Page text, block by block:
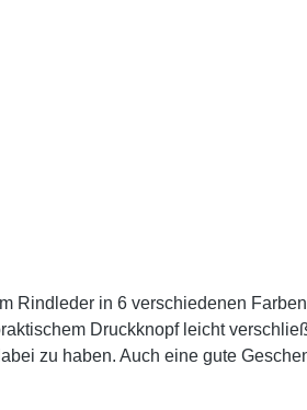
Rindleder in 6 verschiedenen
zu haben. Auch eine gute